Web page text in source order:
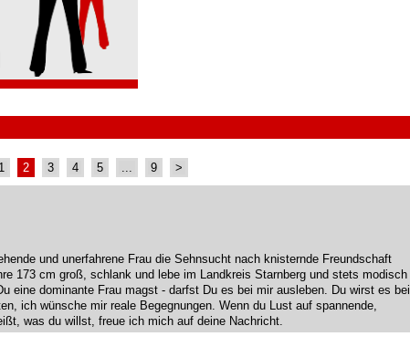
1 2 3 4 5 9 >
und unerfahrene Frau die Sehnsucht nach knisternde Freundschaft
173 cm groß, schlank und lebe im Landkreis Starnberg und stets modisch
eine dominante Frau magst - darfst Du es bei mir ausleben. Du wirst es bei
ich wünsche mir reale Begegnungen. Wenn du Lust auf spannende,
was du willst, freue ich mich auf deine Nachricht.